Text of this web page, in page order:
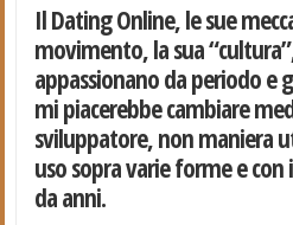
Il Dating Online, le sue
movimento, la sua
appassionano da periodo e
mi piacerebbe cambiare
sviluppatore, non maniera
uso sopra varie forme e
da anni.